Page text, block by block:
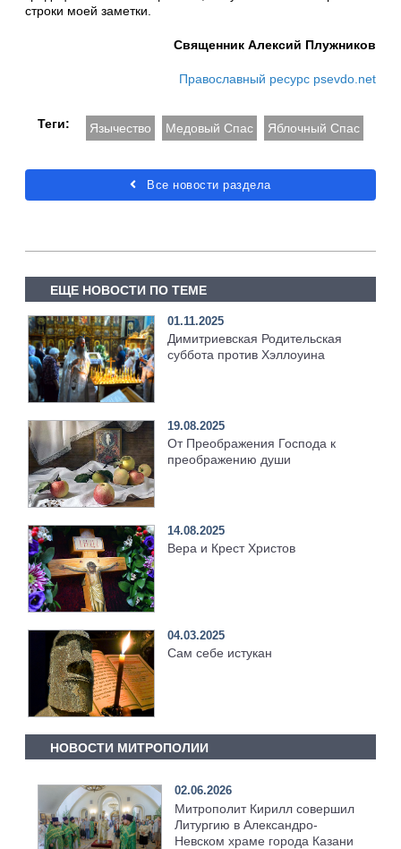
строки моей заметки.
Священник Алексий Плужников
Православный ресурс psevdo.net
Теги: Язычество Медовый Спас Яблочный Спас
Все новости раздела
ЕЩЕ НОВОСТИ ПО ТЕМЕ
01.11.2025
Димитриевская Родительская
суббота против Хэллоуина
19.08.2025
От Преображения Господа к
преображению души
14.08.2025
Вера и Крест Христов
04.03.2025
Сам себе истукан
НОВОСТИ МИТРОПОЛИИ
02.06.2026
Митрополит Кирилл совершил
Литургию в Александро-
Невском храме города Казани